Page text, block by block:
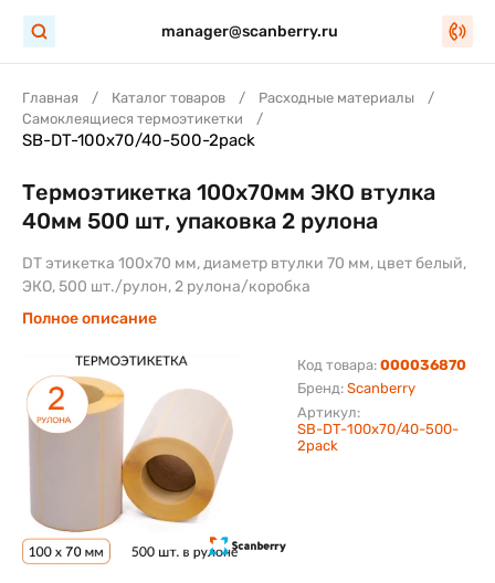
manager@scanberry.ru
Главная Каталог товаров
Расходные материалы
Самоклеящиеся термоэтикетки
SB-DT-100x70/40-500-2pack
Бренд: Scanberry
Код товара: 000036870
Артикул:
SB-DT-100x70/40-500-
2pack
Термоэтикетка 100х70мм ЭКО втулка
40мм 500 шт, упаковка 2 рулона
DT этикетка 100х70 мм, диаметр втулки 70 мм, цвет белый,
ЭКО, 500 шт./рулон, 2 рулона/коробка
Полное описание